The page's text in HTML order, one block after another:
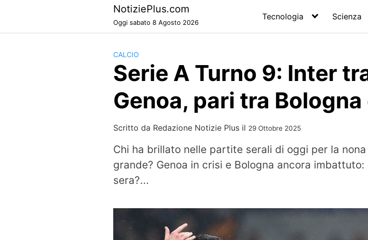
NotiziePlus.com
Oggi sabato 8 Agosto 2026
Tecnologia Scienza
CALCIO
Serie A Turno 9: Inter
Genoa, pari tra Bologna
Scritto da Redazione Notizie Plus il 29 Ottobre 2025
Chi ha brillato nelle partite serali di oggi per la nona
grande? Genoa in crisi e Bologna ancora
sera?...